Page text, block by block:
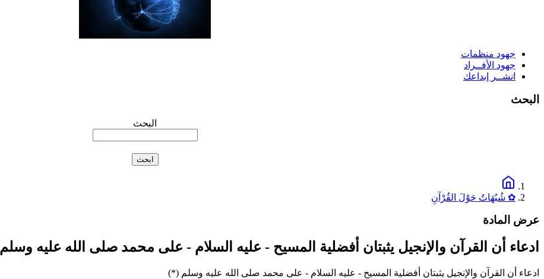
جهود منظمات
جهود الأفــراد
انشــر إبداعك
البحث
البحث
✿ شُبُهَاتٌ حَوْلَ القُرْآنِ
عرض المادة
ادعاء أن القرآن والإنجيل يثبتان أفضلية المسيح - عليه السلام - على محمد صلى الله عليه وسلم
ادعاء أن القرآن والإنجيل يثبتان أفضلية المسيح - عليه السلام - على محمد صلى الله عليه وسلم (*)